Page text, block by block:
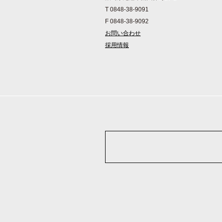
T 0848-38-9091
F 0848-38-9092
お問い合わせ
採用情報